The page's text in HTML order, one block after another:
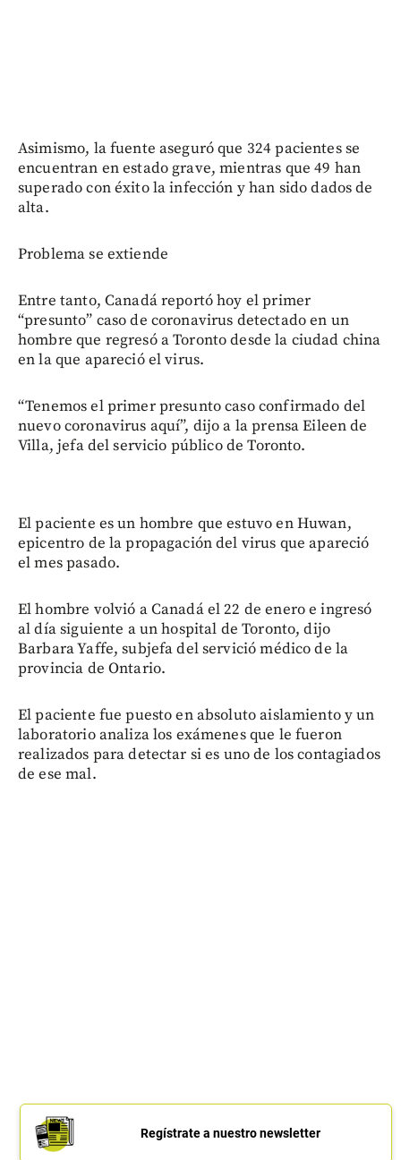
Asimismo, la fuente aseguró que 324 pacientes se
encuentran en estado grave, mientras que 49 han
superado con éxito la infección y han sido dados de
alta.
Problema se extiende
Entre tanto, Canadá reportó hoy el primer
“presunto” caso de coronavirus detectado en un
hombre que regresó a Toronto desde la ciudad china
en la que apareció el virus.
“Tenemos el primer presunto caso confirmado del
nuevo coronavirus aquí”, dijo a la prensa Eileen de
Villa, jefa del servicio público de Toronto.
El paciente es un hombre que estuvo en Huwan,
epicentro de la propagación del virus que apareció
el mes pasado.
El hombre volvió a Canadá el 22 de enero e ingresó
al día siguiente a un hospital de Toronto, dijo
Barbara Yaffe, subjefa del servició médico de la
provincia de Ontario.
El paciente fue puesto en absoluto aislamiento y un
laboratorio analiza los exámenes que le fueron
realizados para detectar si es uno de los contagiados
de ese mal.
Regístrate a nuestro newsletter